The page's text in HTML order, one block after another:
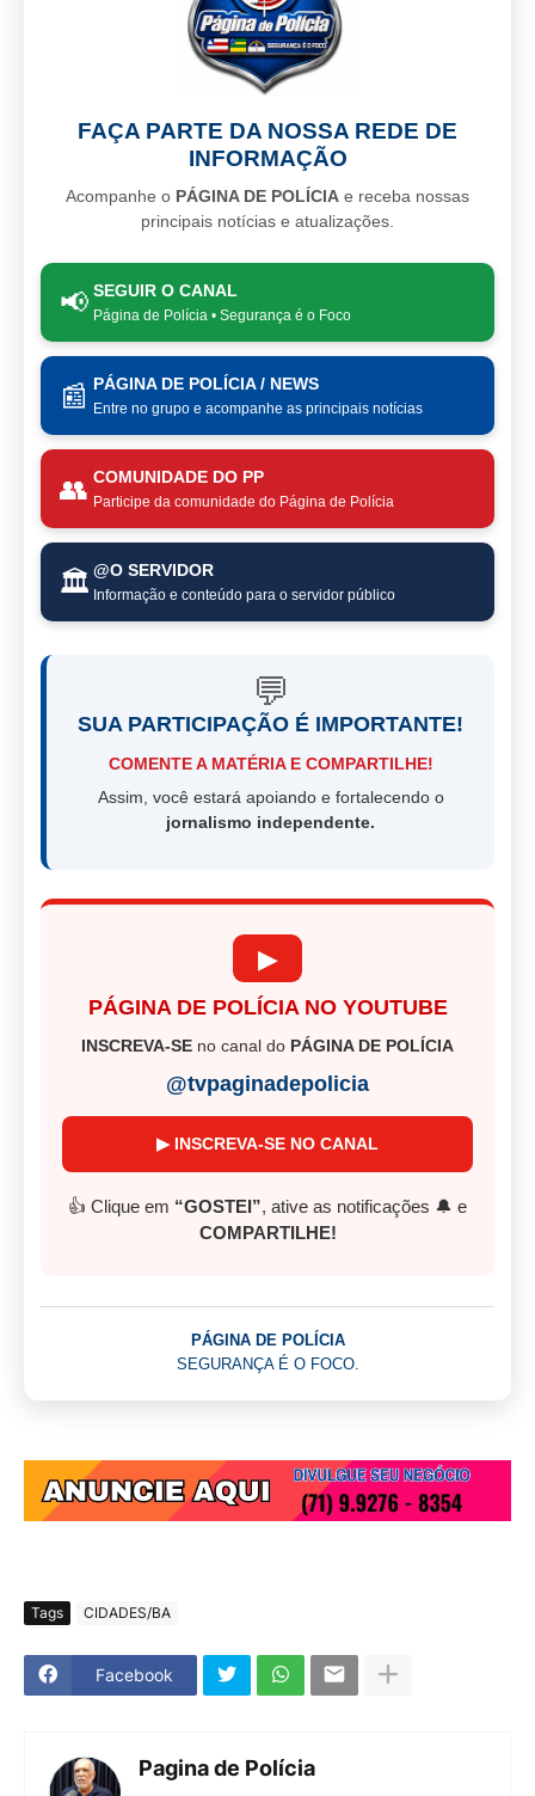
FAÇA PARTE DA NOSSA REDE DE
INFORMAÇÃO
Acompanhe o PÁGINA DE POLÍCIA e receba nossas
principais notícias e atualizações.
📢 SEGUIR O CANAL
Página de Polícia • Segurança é o Foco
📰 PÁGINA DE POLÍCIA / NEWS
Entre no grupo e acompanhe as principais notícias
👥 COMUNIDADE DO PP
Participe da comunidade do Página de Polícia
🏛️ @O SERVIDOR
Informação e conteúdo para o servidor público
💬
SUA PARTICIPAÇÃO É IMPORTANTE!
COMENTE A MATÉRIA E COMPARTILHE!
Assim, você estará apoiando e fortalecendo o
jornalismo independente.
▶
PÁGINA DE POLÍCIA NO YOUTUBE
INSCREVA-SE no canal do PÁGINA DE POLÍCIA
@tvpaginadepolicia
▶ INSCREVA-SE NO CANAL
👍 Clique em “GOSTEI”, ative as notificações 🔔 e
COMPARTILHE!
PÁGINA DE POLÍCIA
SEGURANÇA É O FOCO.
Tags CIDADES/BA
Facebook
Pagina de Polícia